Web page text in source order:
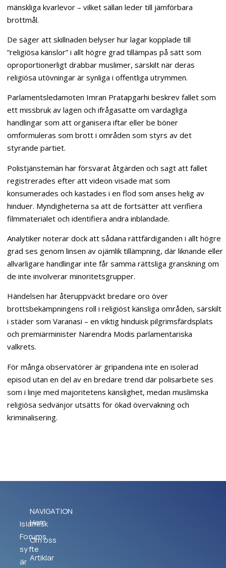
mänskliga kvarlevor – vilket sällan leder till jämförbara
brottmål.
De säger att skillnaden belyser hur lagar kopplade till
”religiösa känslor” i allt högre grad tillämpas på sätt som
oproportionerligt drabbar muslimer, särskilt när deras
religiösa utövningar är synliga i offentliga utrymmen.
Parlamentsledamoten Imran Pratapgarhi beskrev fallet som
ett missbruk av lagen och ifrågasatte om vardagliga
handlingar som att organisera iftar eller be böner
omformuleras som brott i områden som styrs av det
styrande partiet.
Polistjänstemän har försvarat åtgärden och sagt att fallet
registrerades efter att videon visade mat som
konsumerades och kastades i en flod som anses helig av
hinduer. Myndigheterna sa att de fortsätter att verifiera
filmmaterialet och identifiera andra inblandade.
Analytiker noterar dock att sådana rättfärdiganden i allt högre
grad ses genom linsen av ojämlik tillämpning, där liknande eller
allvarligare handlingar inte får samma rättsliga granskning om
de inte involverar minoritetsgrupper.
Händelsen har återuppväckt bredare oro över
brottsbekämpningens roll i religiöst känsliga områden, särskilt
i städer som Varanasi – en viktig hinduisk pilgrimsfärdsplats
och premiärminister Narendra Modis parlamentariska
valkrets.
För många observatörer är gripandena inte en isolerad
episod utan en del av en bredare trend där polisarbete ses
som i linje med majoritetens känslighet, medan muslimska
religiösa sedvänjor utsätts för ökad övervakning och
kriminalisering.
Islamisk
Forums
syfte
är
NAVIGATION
Hem
Om oss
Artiklar